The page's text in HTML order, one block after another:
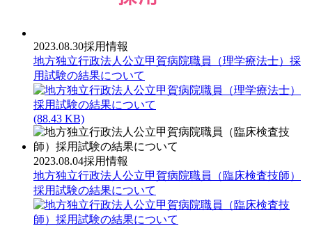
2023.08.30採用情報
地方独立行政法人公立甲賀病院職員（理学療法士）採
用試験の結果について
(88.43 KB)
2023.08.04採用情報
地方独立行政法人公立甲賀病院職員（臨床検査技師）
採用試験の結果について